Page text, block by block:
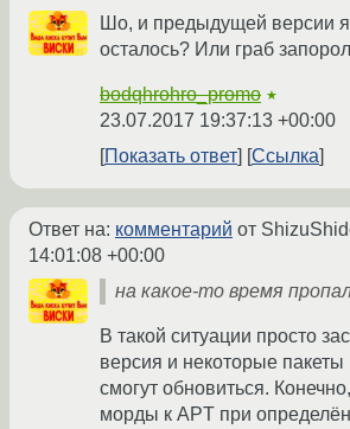
Шо, и предыдущей версии
осталось? Или граб
bodqhrohro_promo ★
23.07.2017 19:37:13 +00:00
Показать ответ
Ссылка
Ответ на: комментарий от
14:01:08 +00:00
на какое-то время
В такой ситуации просто
версия и некоторые пакеты
смогут обновиться.
морды к APT при